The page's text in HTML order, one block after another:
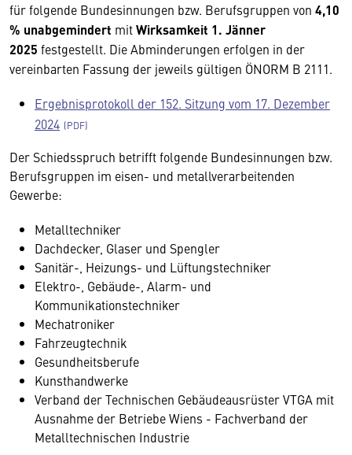
für folgende Bundesinnungen bzw. Berufsgruppen von 4,10
% unabgemindert mitWirksamkeit 1. Jänner
2025 festgestellt. Die Abminderungen erfolgen in der
vereinbarten Fassung der jeweils gültigen ÖNORM B 2111.
Ergebnisprotokoll der 152. Sitzung vom 17. Dezember
2024
Der Schiedsspruch betrifft folgende Bundesinnungen bzw.
Berufsgruppen im eisen- und metallverarbeitenden
Gewerbe:
Metalltechniker
Dachdecker, Glaser und Spengler
Sanitär-, Heizungs- und Lüftungstechniker
Elektro-, Gebäude-, Alarm- und
Kommunikationstechniker
Mechatroniker
Fahrzeugtechnik
Gesundheitsberufe
Kunsthandwerke
Verband der Technischen Gebäudeausrüster VTGA mit
Ausnahme der Betriebe Wiens - Fachverband der
Metalltechnischen Industrie